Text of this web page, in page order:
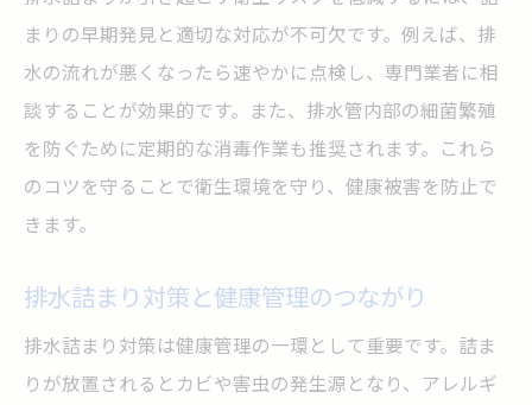
まりの早期発見と適切な対応が不可欠です。例えば、排
水の流れが悪くなったら速やかに点検し、専門業者に相
談することが効果的です。また、排水管内部の細菌繁殖
を防ぐために定期的な消毒作業も推奨されます。これら
のコツを守ることで衛生環境を守り、健康被害を防止で
きます。
排水詰まり対策と健康管理のつながり
排水詰まり対策は健康管理の一環として重要です。詰ま
りが放置されるとカビや害虫の発生源となり、アレルギ